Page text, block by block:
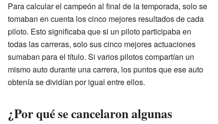
Para calcular el campeón al final de la temporada, solo se
tomaban en cuenta los cinco mejores resultados de cada
piloto. Esto significaba que si un piloto participaba en
todas las carreras, solo sus cinco mejores actuaciones
sumaban para el título. Si varios pilotos compartían un
mismo auto durante una carrera, los puntos que ese auto
obtenía se dividían por igual entre ellos.
¿Por qué se cancelaron algunas